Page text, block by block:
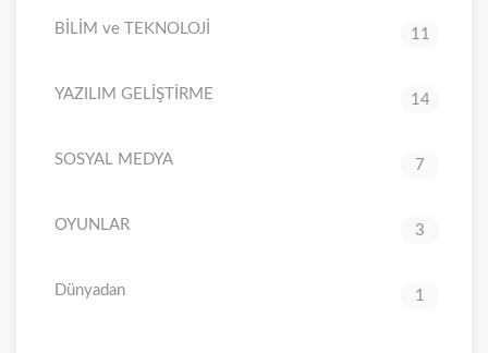
BİLİM ve TEKNOLOJİ 11
YAZILIM GELİŞTİRME 14
SOSYAL MEDYA 7
OYUNLAR 3
Dünyadan 1